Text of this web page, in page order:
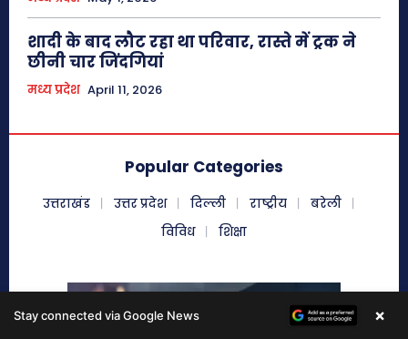
Stay connected via Google News ×